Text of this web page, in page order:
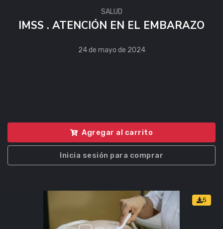
SALUD
IMSS . ATENCIÓN EN EL EMBARAZO
24 de mayo de 2024
Agregar al carrito
Inicia sesión para comprar
5